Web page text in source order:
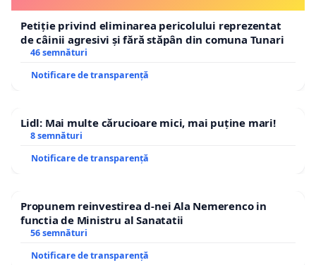
Petiție privind eliminarea pericolului reprezentat
de câinii agresivi și fără stăpân din comuna Tunari
46 semnături
Notificare de transparență
Lidl: Mai multe cărucioare mici, mai puține mari!
8 semnături
Notificare de transparență
Propunem reinvestirea d-nei Ala Nemerenco in
functia de Ministru al Sanatatii
56 semnături
Notificare de transparență